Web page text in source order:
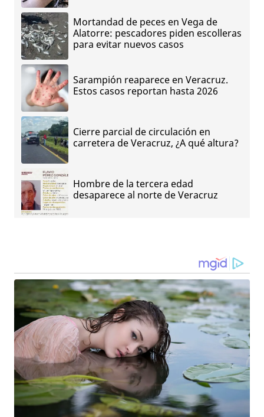
Mortandad de peces en Vega de
Alatorre: pescadores piden escolleras
para evitar nuevos casos
Sarampión reaparece en Veracruz.
Estos casos reportan hasta 2026
Cierre parcial de circulación en
carretera de Veracruz, ¿A qué altura?
Hombre de la tercera edad
desaparece al norte de Veracruz